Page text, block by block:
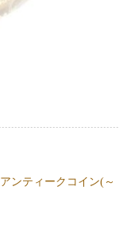
アンティークコイン(～